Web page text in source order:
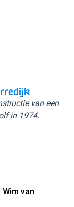
van een
in 1974.
van